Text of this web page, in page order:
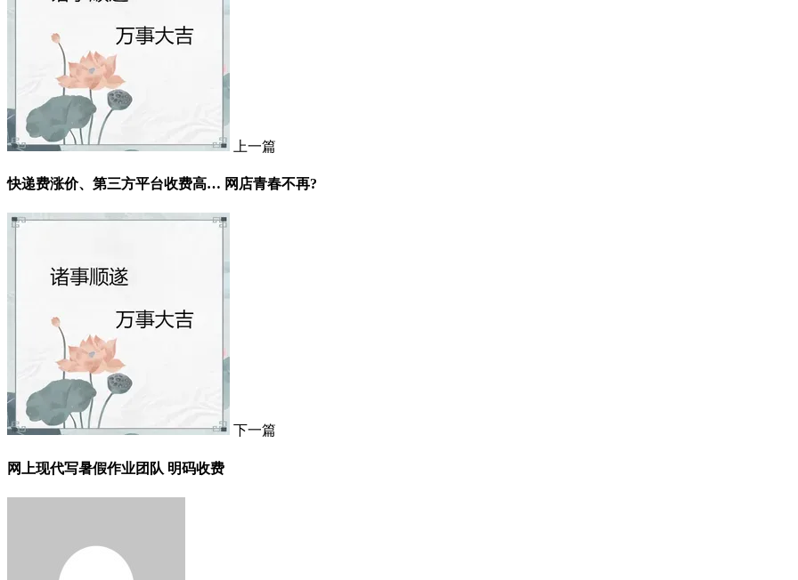
上一篇
快递费涨价、第三方平台收费高… 网店青春不再?
下一篇
网上现代写暑假作业团队 明码收费